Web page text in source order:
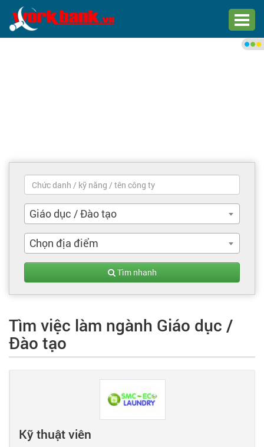
Việc làm mới nhất
Tìm việc làm
Tạo hồ sơ
Cẩm nang việc làm
Bạn cần tuyển người
Giáo dục / Đào tạo
Chọn địa điểm
Tìm nhanh
Tìm việc làm ngành Giáo dục /
Đào tạo
Kỹ thuật viên